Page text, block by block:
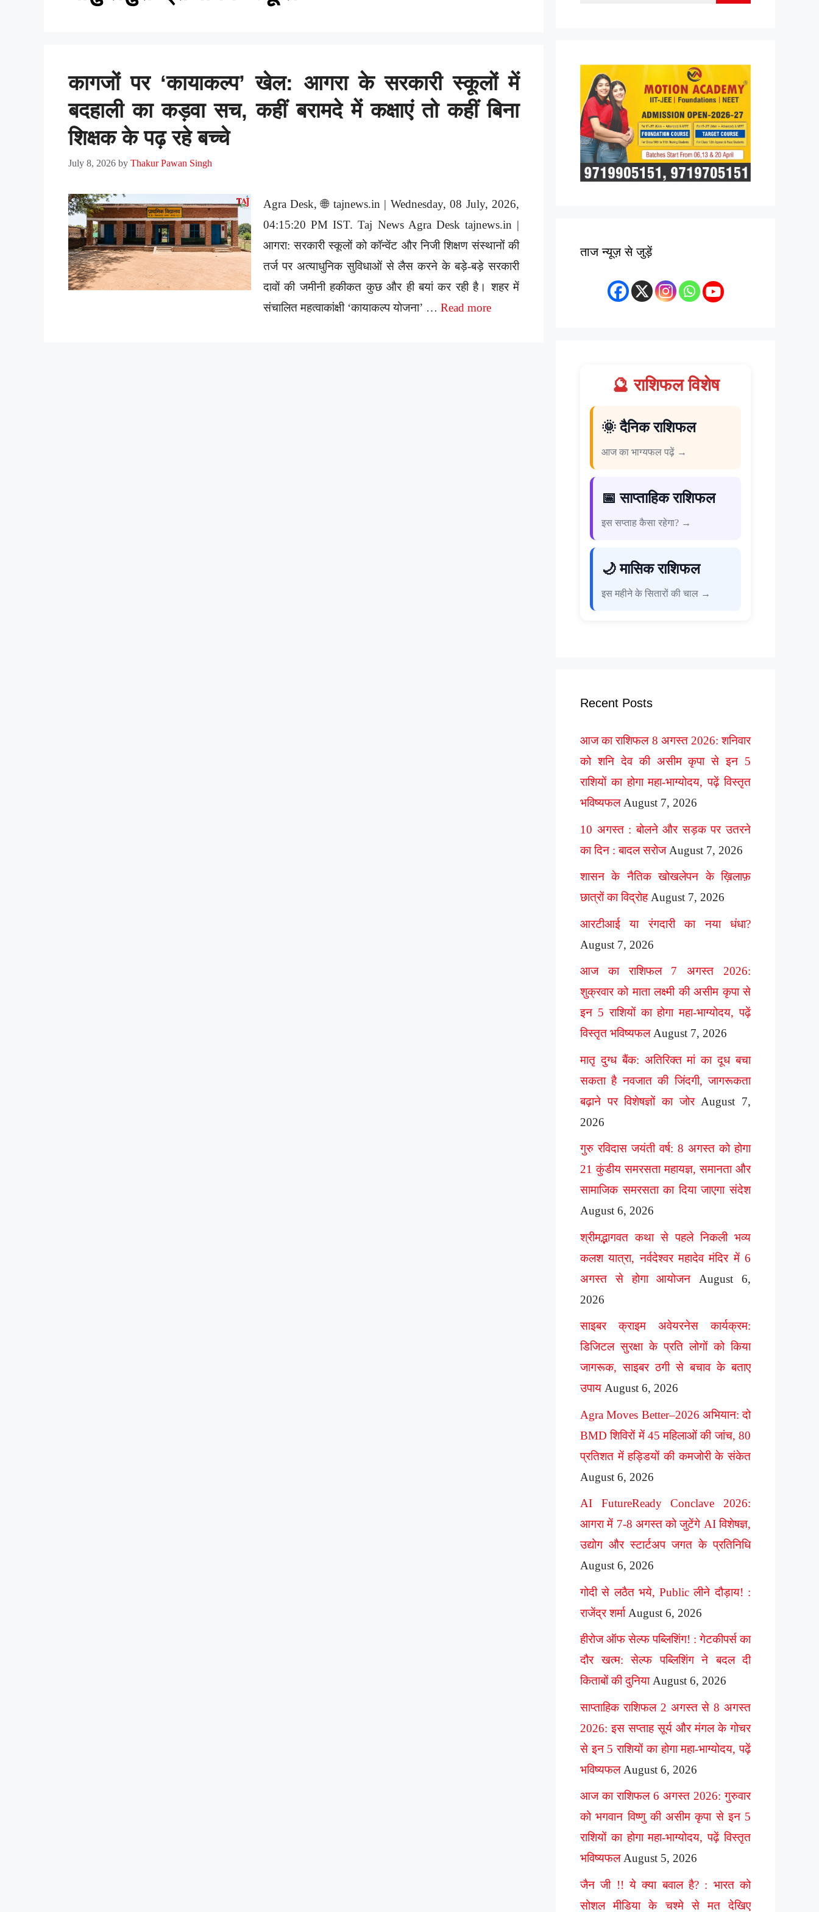
कागजों पर ‘कायाकल्प’ खेल: आगरा के सरकारी स्कूलों में
बदहाली का कड़वा सच, कहीं बरामदे में कक्षाएं तो कहीं बिना
शिक्षक के पढ़ रहे बच्चे
July 8, 2026 by Thakur Pawan Singh
Agra Desk, 🌐 tajnews.in | Wednesday, 08 July, 2026,
04:15:20 PM IST. Taj News Agra Desk tajnews.in |
आगरा: सरकारी स्कूलों को कॉन्वेंट और निजी शिक्षण संस्थानों की
तर्ज पर अत्याधुनिक सुविधाओं से लैस करने के बड़े-बड़े सरकारी
दावों की जमीनी हकीकत कुछ और ही बयां कर रही है। शहर में
संचालित महत्वाकांक्षी ‘कायाकल्प योजना’ … Read more
ताज न्यूज़ से जुड़ें
🔮 राशिफल विशेष
🌞 दैनिक राशिफल
आज का भाग्यफल पढ़ें →
📅 साप्ताहिक राशिफल
इस सप्ताह कैसा रहेगा? →
🌙 मासिक राशिफल
इस महीने के सितारों की चाल →
Recent Posts
आज का राशिफल 8 अगस्त 2026: शनिवार
को शनि देव की असीम कृपा से इन 5
राशियों का होगा महा-भाग्योदय, पढ़ें विस्तृत
भविष्यफल August 7, 2026
10 अगस्त : बोलने और सड़क पर उतरने
का दिन : बादल सरोज August 7, 2026
शासन के नैतिक खोखलेपन के ख़िलाफ़
छात्रों का विद्रोह August 7, 2026
आरटीआई या रंगदारी का नया धंधा?
August 7, 2026
आज का राशिफल 7 अगस्त 2026:
शुक्रवार को माता लक्ष्मी की असीम कृपा से
इन 5 राशियों का होगा महा-भाग्योदय, पढ़ें
विस्तृत भविष्यफल August 7, 2026
मातृ दुग्ध बैंक: अतिरिक्त मां का दूध बचा
सकता है नवजात की जिंदगी, जागरूकता
बढ़ाने पर विशेषज्ञों का जोर August 7,
2026
गुरु रविदास जयंती वर्ष: 8 अगस्त को होगा
21 कुंडीय समरसता महायज्ञ, समानता और
सामाजिक समरसता का दिया जाएगा संदेश
August 6, 2026
श्रीमद्भागवत कथा से पहले निकली भव्य
कलश यात्रा, नर्वदेश्वर महादेव मंदिर में 6
अगस्त से होगा आयोजन
August 6,
2026
साइबर क्राइम अवेयरनेस कार्यक्रम:
डिजिटल सुरक्षा के प्रति लोगों को किया
जागरूक, साइबर ठगी से बचाव के बताए
उपाय August 6, 2026
Agra Moves Better–2026 अभियान: दो
BMD शिविरों में 45 महिलाओं की जांच, 80
प्रतिशत में हड्डियों की कमजोरी के संकेत
August 6, 2026
AI FutureReady Conclave 2026:
आगरा में 7-8 अगस्त को जुटेंगे AI विशेषज्ञ,
उद्योग और स्टार्टअप जगत के प्रतिनिधि
August 6, 2026
गोदी से लठैत भये, Public लीने दौड़ाय! :
राजेंद्र शर्मा August 6, 2026
हीरोज ऑफ सेल्फ पब्लिशिंग! : गेटकीपर्स का
दौर खत्म: सेल्फ पब्लिशिंग ने बदल दी
किताबों की दुनिया August 6, 2026
साप्ताहिक राशिफल 2 अगस्त से 8 अगस्त
2026: इस सप्ताह सूर्य और मंगल के गोचर
से इन 5 राशियों का होगा महा-भाग्योदय, पढ़ें
भविष्यफल August 6, 2026
आज का राशिफल 6 अगस्त 2026: गुरुवार
को भगवान विष्णु की असीम कृपा से इन 5
राशियों का होगा महा-भाग्योदय, पढ़ें विस्तृत
भविष्यफल August 5, 2026
जैन जी !! ये क्या बवाल है? : भारत को
सोशल मीडिया के चश्मे से मत देखिए